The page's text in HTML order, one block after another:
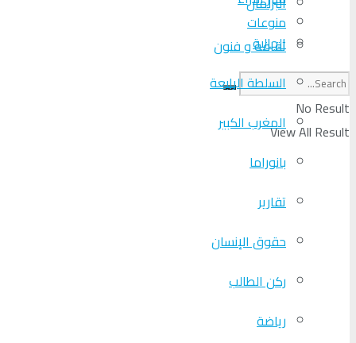
منوعات
ثقافة و فنون
No Result
View All Result
الجالية
السلطة الرابعة
المغرب الكبير
بانوراما
تقارير
حقوق الإنسان
ركن الطالب
رياضة